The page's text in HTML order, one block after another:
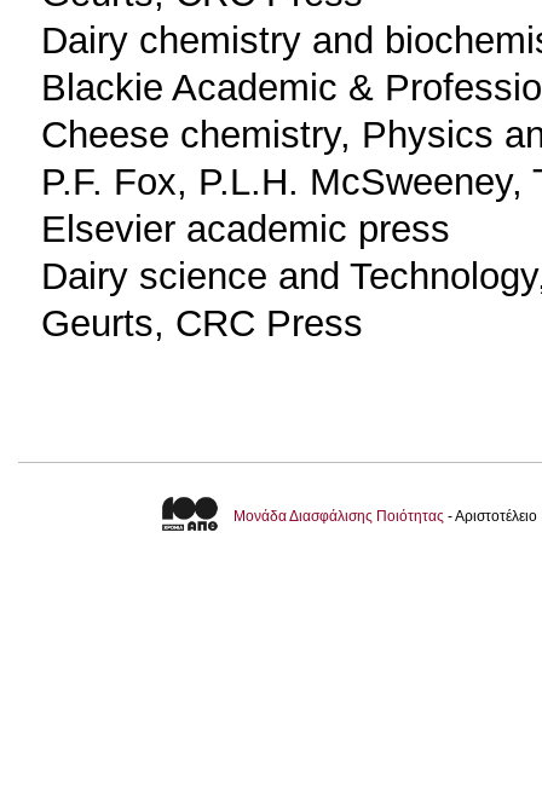
Dairy chemistry and
Blackie Academic &
Cheese chemistry, Physics
P.F. Fox, P.L.H.
Elsevier academic press
Dairy science and
Geurts, CRC Press
Μονάδα Διασφάλισης Ποιότητας -